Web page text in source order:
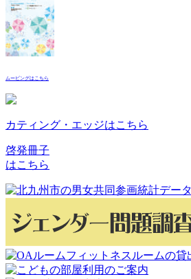
ムービングはこちら
カティング・エッジはこちら
啓発冊子
はこちら